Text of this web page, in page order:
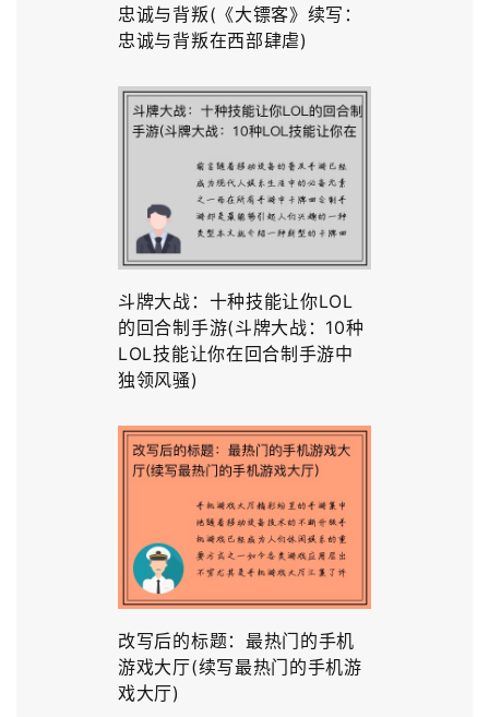
忠诚与背叛(《大镖客》续写：
忠诚与背叛在西部肆虐)
斗牌大战：十种技能让你LOL
的回合制手游(斗牌大战：10种
LOL技能让你在回合制手游中
独领风骚)
改写后的标题：最热门的手机
游戏大厅(续写最热门的手机游
戏大厅)